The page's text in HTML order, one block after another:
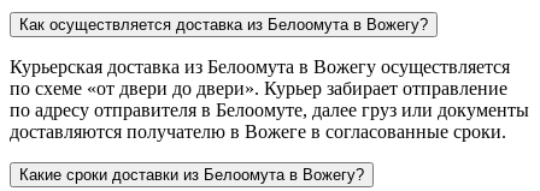
Как осуществляется доставка из Белоомута в Вожегу?
Курьерская доставка из Белоомута в Вожегу осуществляется
по схеме «от двери до двери». Курьер забирает отправление
по адресу отправителя в Белоомуте, далее груз или документы
доставляются получателю в Вожеге в согласованные сроки.
Какие сроки доставки из Белоомута в Вожегу?